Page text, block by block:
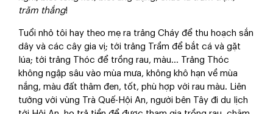
trăm thắng!
Tuổi nhỏ tôi hay theo mẹ ra trảng Cháy để thu hoạch sắn
dây và các cây gia vị; tới trảng Trầm để bắt cá và gặt
lúa; tới trảng Thóc để trồng rau, màu... Trảng Thóc
không ngập sâu vào mùa mưa, không khô hạn về mùa
nắng, màu đất thâm đen, tốt, phù hợp với rau màu. Liên
tưởng với vùng Trà Quế-Hội An, người bên Tây đi du lịch